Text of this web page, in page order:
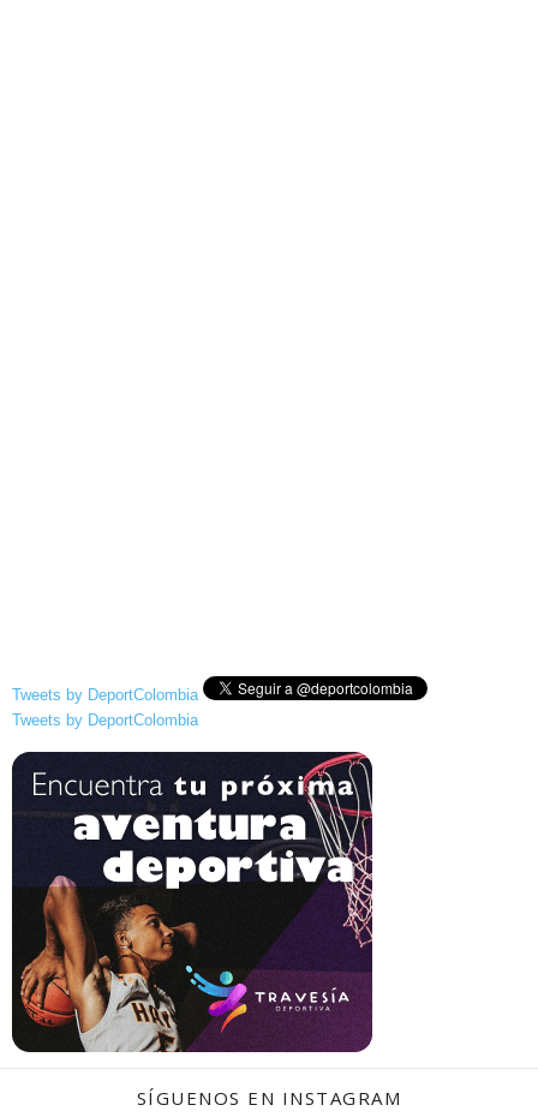
Tweets by DeportColombia
Tweets by DeportColombia
SÍGUENOS EN INSTAGRAM